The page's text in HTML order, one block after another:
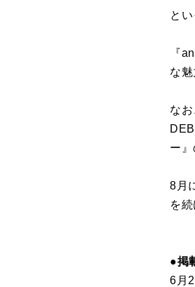
と
『
な
な
ー
8月
を
●掲
6月